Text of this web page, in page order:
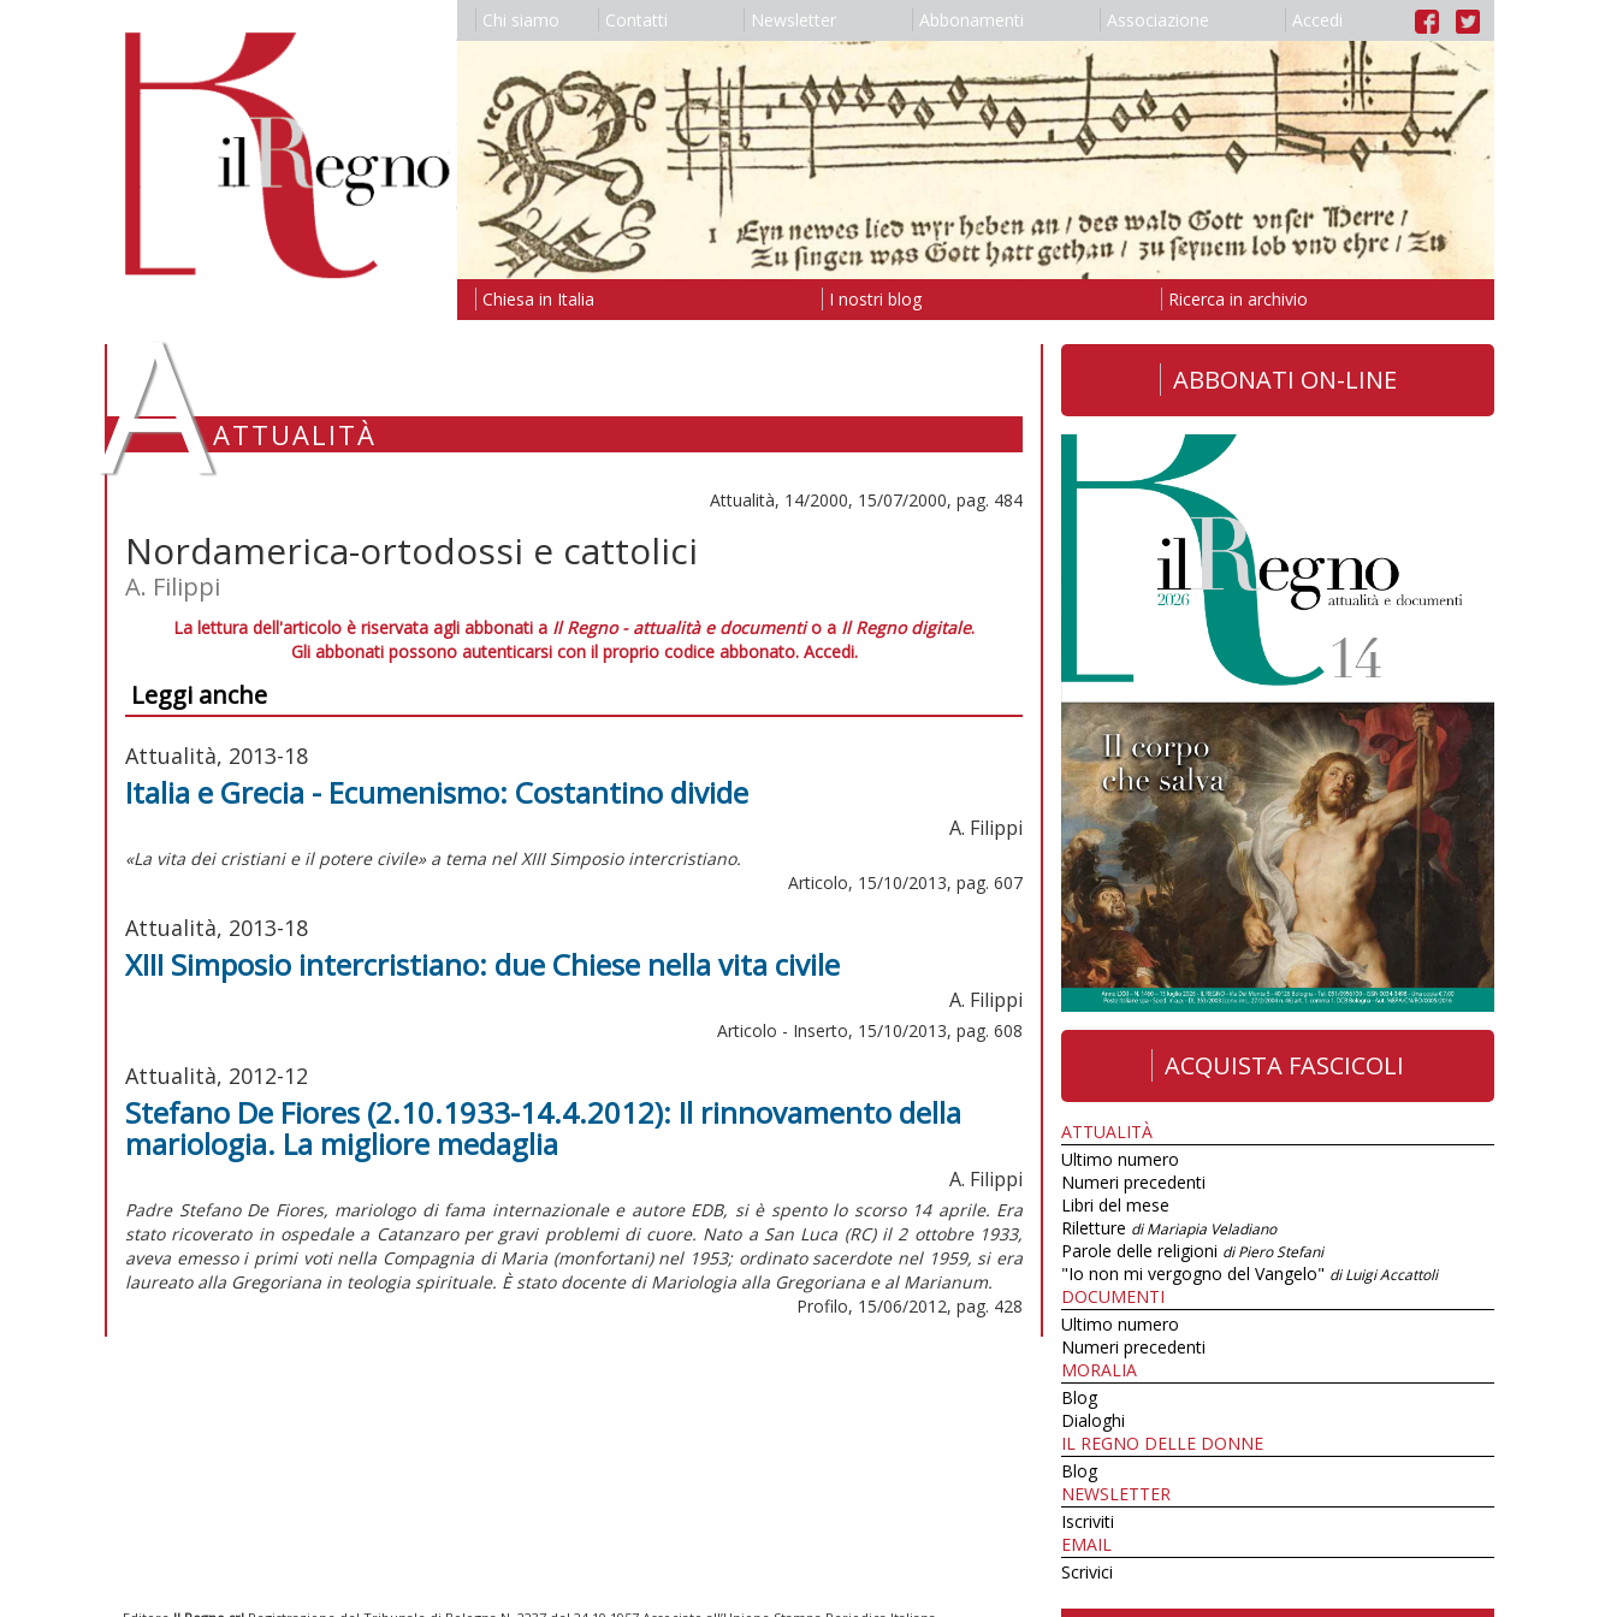
Chi siamo Contatti Newsletter Abbonamenti Associazione Accedi
Chiesa in Italia I nostri blog Ricerca in archivio
AATTUALITÀ
Attualità, 14/2000, 15/07/2000, pag. 484
Nordamerica-ortodossi e cattolici
A. Filippi
La lettura dell'articolo è riservata agli abbonati a Il Regno - attualità e documentio a Il Regno digitale.
Gli abbonati possono autenticarsi con il proprio codice abbonato. Accedi.
Leggi anche
Attualità, 2013-18
Italia e Grecia - Ecumenismo: Costantino divide
A. Filippi
«La vita dei cristiani e il potere civile» a tema nel XIII Simposio intercristiano.
Articolo, 15/10/2013, pag. 607
Attualità, 2013-18
XIII Simposio intercristiano: due Chiese nella vita civile
A. Filippi
Articolo - Inserto, 15/10/2013, pag. 608
Attualità, 2012-12
Stefano De Fiores (2.10.1933-14.4.2012): Il rinnovamento della
mariologia. La migliore medaglia
A. Filippi
Padre Stefano De Fiores, mariologo di fama internazionale e autore EDB, si è spento lo scorso 14 aprile. Era
stato ricoverato in ospedale a Catanzaro per gravi problemi di cuore. Nato a San Luca (RC) il 2 ottobre 1933,
aveva emesso i primi voti nella Compagnia di Maria (monfortani) nel 1953; ordinato sacerdote nel 1959, si era
laureato alla Gregoriana in teologia spirituale. È stato docente di Mariologia alla Gregoriana e al Marianum.
Profilo, 15/06/2012, pag. 428
ABBONATI ON-LINE
ACQUISTA FASCICOLI
ATTUALITÀ
Ultimo numero
Numeri precedenti
Libri del mese
Riletture di Mariapia Veladiano
Parole delle religioni di Piero Stefani
"Io non mi vergogno del Vangelo" di Luigi Accattoli
DOCUMENTI
Ultimo numero
Numeri precedenti
MORALIA
Blog
Dialoghi
IL REGNO DELLE DONNE
Blog
NEWSLETTER
Iscriviti
EMAIL
Scrivici